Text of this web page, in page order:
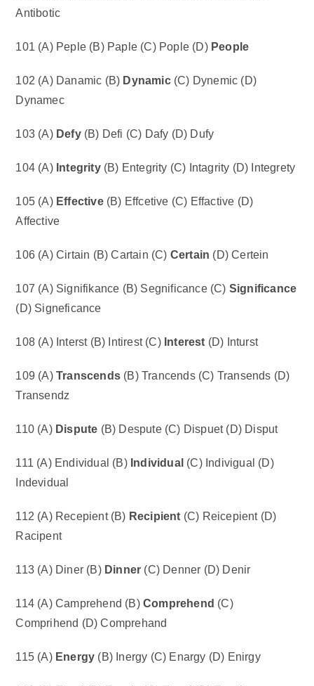
Antibotic
101 (A) Peple (B) Paple (C) Pople (D) People
102 (A) Danamic (B) Dynamic(C) Dynemic (D)
Dynamec
103 (A) Defy(B) Defi (C) Dafy (D) Dufy
104 (A) Integrity(B) Entegrity (C) Intagrity (D) Integrety
105 (A) Effective(B) Effcetive (C) Effactive (D)
Affective
106 (A) Cirtain (B) Cartain (C) Certain (D) Certein
107 (A) Signifikance (B) Segnificance (C) Significance
(D) Signeficance
108 (A) Interst (B) Intirest (C) Interest (D) Inturst
109 (A)Transcends (B) Trancends (C) Transends (D)
Transendz
110 (A) Dispute (B) Despute (C) Dispuet (D) Disput
111 (A) Endividual (B) Individual (C) Indivigual (D)
Indevidual
112 (A) Recepient (B) Recipient (C) Reicepient (D)
Racipent
113 (A) Diner (B) Dinner (C) Denner (D) Denir
114 (A) Camprehend (B)Comprehend (C)
Comprihend (D) Comprehand
115 (A) Energy (B) Inergy (C) Enargy (D) Enirgy